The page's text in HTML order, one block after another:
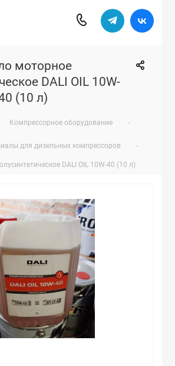
моторное
DALI OIL 10W-
(10 л)
Компрессорное оборудование -
для дизельных компрессоров -
DALI OIL 10W-40 (10 л)